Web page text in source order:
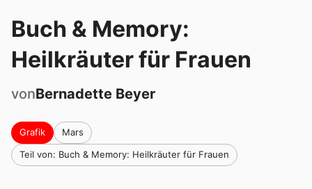
Buch & Memory:
Heilkräuter für Frauen
vonBernadette Beyer
Grafik
Mars
Teil von: Buch & Memory: Heilkräuter für Frauen